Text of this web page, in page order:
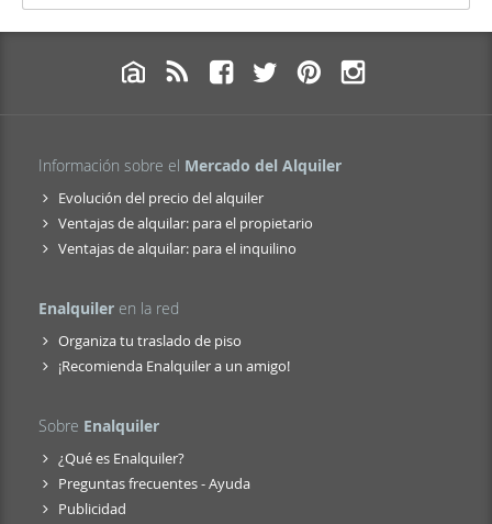
Información sobre el Mercado del Alquiler
Evolución del precio del alquiler
Ventajas de alquilar: para el propietario
Ventajas de alquilar: para el inquilino
Enalquiler en la red
Organiza tu traslado de piso
¡Recomienda Enalquiler a un amigo!
Sobre Enalquiler
¿Qué es Enalquiler?
Preguntas frecuentes - Ayuda
Publicidad